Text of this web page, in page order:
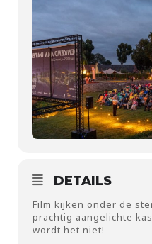
DETAILS
Film kijken onder de
prachtig aangelichte
wordt het niet!